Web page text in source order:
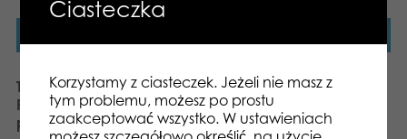
Tactic Puzzle Lovers
Puppy Pugs 1000 el.
puzzle
Tactic Puzzle Lovers
Italian Countryside 1000
el. puzzle
Ciasteczka
Korzystamy z ciasteczek. Jeżeli nie masz z
tym problemu, możesz po prostu
zaakceptować wszystko. W ustawieniach